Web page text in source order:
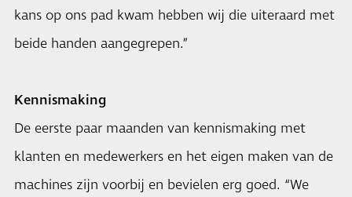
kans op ons pad kwam hebben wij die uiteraard met
beide handen aangegrepen.”
Kennismaking
De eerste paar maanden van kennismaking met
klanten en medewerkers en het eigen maken van de
machines zijn voorbij en bevielen erg goed. “We